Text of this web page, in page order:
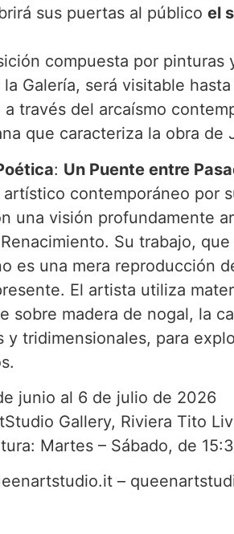
sus puertas al público el
compuesta por
la Galería, será visitable
través del arcaísmo
que caracteriza la obra de
: Un Puente entre
artístico contemporáneo por
una visión profundamente
Su trabajo,
es una mera reproducción
El artista utiliza
sobre madera de nogal, la
y tridimensionales, para
junio al 6 de julio de 2026
Gallery, Riviera Tito
Martes – Sábado, de
–